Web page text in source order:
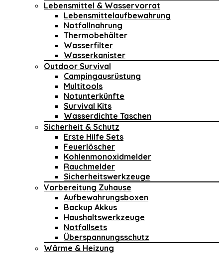
Lebensmittel & Wasservorrat
Lebensmittelaufbewahrung
Notfallnahrung
Thermobehälter
Wasserfilter
Wasserkanister
Outdoor Survival
Campingausrüstung
Multitools
Notunterkünfte
Survival Kits
Wasserdichte Taschen
Sicherheit & Schutz
Erste Hilfe Sets
Feuerlöscher
Kohlenmonoxidmelder
Rauchmelder
Sicherheitswerkzeuge
Vorbereitung Zuhause
Aufbewahrungsboxen
Backup Akkus
Haushaltswerkzeuge
Notfallsets
Überspannungsschutz
Wärme & Heizung